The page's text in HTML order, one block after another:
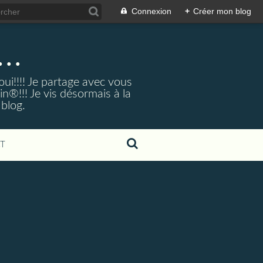
Connexion + Créer mon blog
Je partage avec vous
Je vis désormais à la